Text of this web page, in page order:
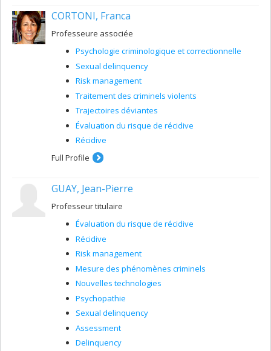
CORTONI, Franca
Professeure associée
Psychologie criminologique et correctionnelle
Sexual delinquency
Risk management
Traitement des criminels violents
Trajectoires déviantes
Évaluation du risque de récidive
Récidive
Full Profile
GUAY, Jean-Pierre
Professeur titulaire
Évaluation du risque de récidive
Récidive
Risk management
Mesure des phénomènes criminels
Nouvelles technologies
Psychopathie
Sexual delinquency
Assessment
Delinquency